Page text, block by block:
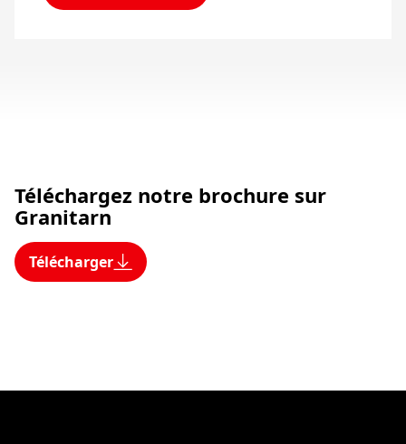
Téléchargez notre brochure sur
Granitarn
Télécharger